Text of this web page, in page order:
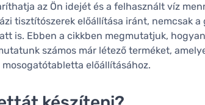
az Ön idejét és a felhasznált víz
tisztítószerek előállítása iránt, nemcsak a
is. Ebben a cikkben megmutatjuk,
számos már létező terméket,
előállításához.